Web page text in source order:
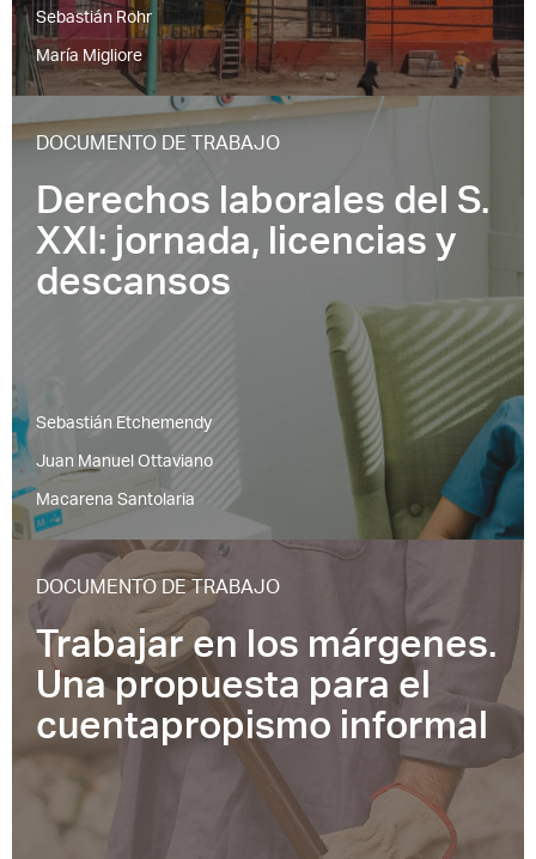
Sebastián Rohr
María Migliore
DOCUMENTO DE TRABAJO
Derechos laborales del S.
XXI: jornada, licencias y
descansos
Sebastián Etchemendy
Juan Manuel Ottaviano
Macarena Santolaria
DOCUMENTO DE TRABAJO
Trabajar en los márgenes.
Una propuesta para el
cuentapropismo informal